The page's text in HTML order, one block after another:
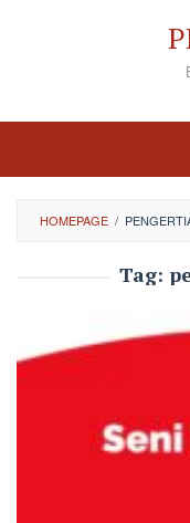
HOMEPAGE /
Tag: